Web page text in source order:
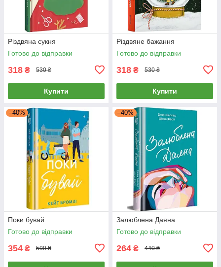
Різдвяна сукня
Готово до відправки
318 ₴ 530 ₴
Купити
Різдвяне бажання
Готово до відправки
318 ₴ 530 ₴
Купити
–40%
Поки бувай
Готово до відправки
354 ₴ 590 ₴
–40%
Залюблена Даяна
Готово до відправки
264 ₴ 440 ₴